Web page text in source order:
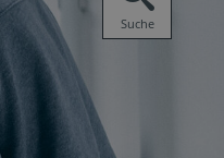
Suche